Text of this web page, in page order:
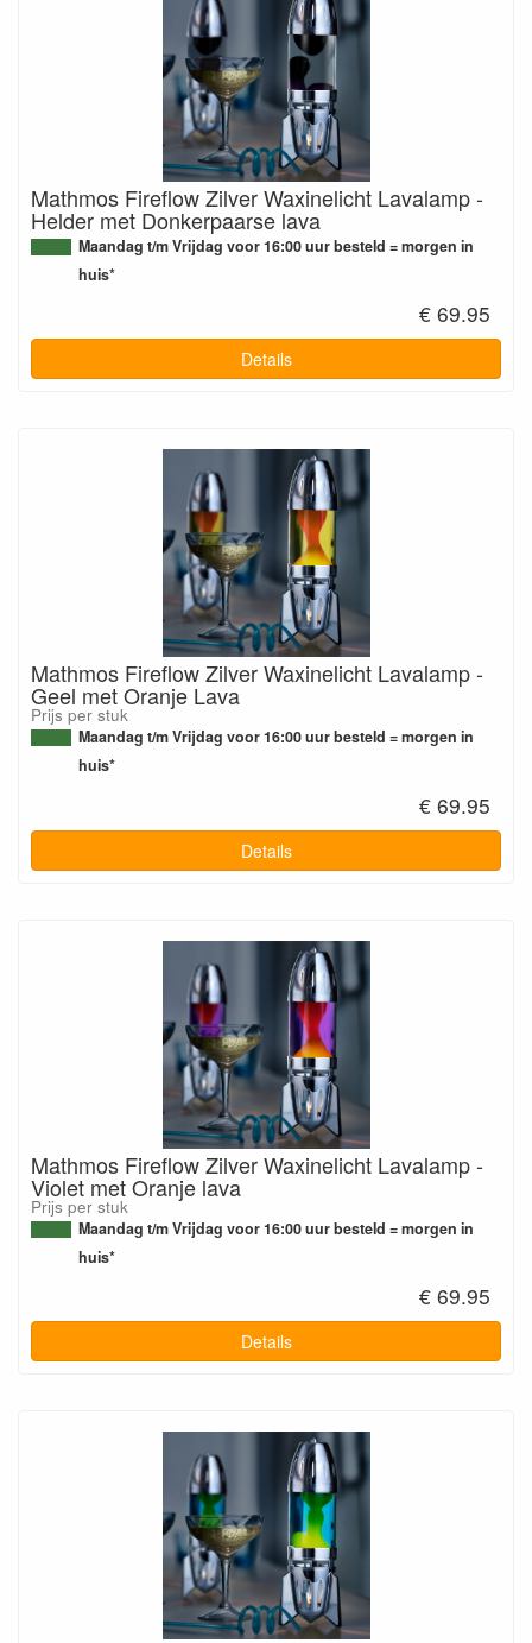
Mathmos Fireflow Zilver Waxinelicht Lavalamp -
Helder met Donkerpaarse lava
Maandag t/m Vrijdag voor 16:00 uur besteld = morgen in
huis*
€ 69.95
Details
Mathmos Fireflow Zilver Waxinelicht Lavalamp -
Geel met Oranje Lava
Prijs per stuk
Maandag t/m Vrijdag voor 16:00 uur besteld = morgen in
huis*
€ 69.95
Details
Mathmos Fireflow Zilver Waxinelicht Lavalamp -
Violet met Oranje lava
Prijs per stuk
Maandag t/m Vrijdag voor 16:00 uur besteld = morgen in
huis*
€ 69.95
Details